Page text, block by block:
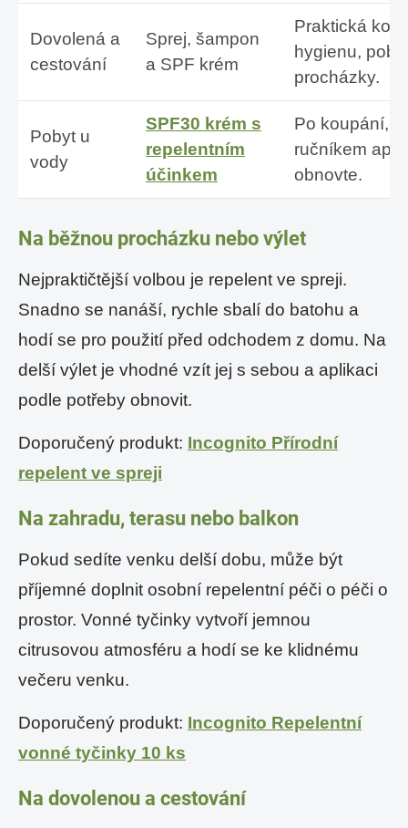
Dovolená a
cestování
Sprej, šampon
a SPF krém
Praktická
hygienu,
procházky.
Pobyt u
vody
SPF30 krém s
repelentním
účinkem
Po koupání,
ručníkem
obnovte.
Na běžnou procházku nebo výlet
Nejpraktičtější volbou je repelent ve spreji.
Snadno se nanáší, rychle sbalí do batohu a
hodí se pro použití před odchodem z domu. Na
delší výlet je vhodné vzít jej s sebou a aplikaci
podle potřeby obnovit.
Doporučený produkt: Incognito Přírodní
repelent ve spreji
Na zahradu, terasu nebo balkon
Pokud sedíte venku delší dobu, může být
příjemné doplnit osobní repelentní péči o péči o
prostor. Vonné tyčinky vytvoří jemnou
citrusovou atmosféru a hodí se ke klidnému
večeru venku.
Doporučený produkt: Incognito Repelentní
vonné tyčinky 10 ks
Na dovolenou a cestování